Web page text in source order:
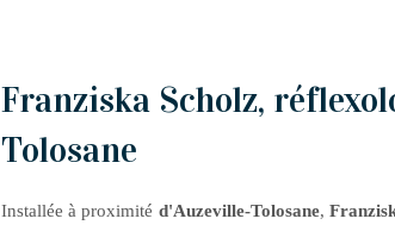
Franziska Scholz,
Tolosane
Installée à proximité d'Auzeville-Tolosane,